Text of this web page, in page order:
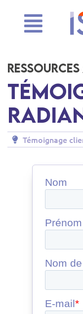
Ressources
Témoignage